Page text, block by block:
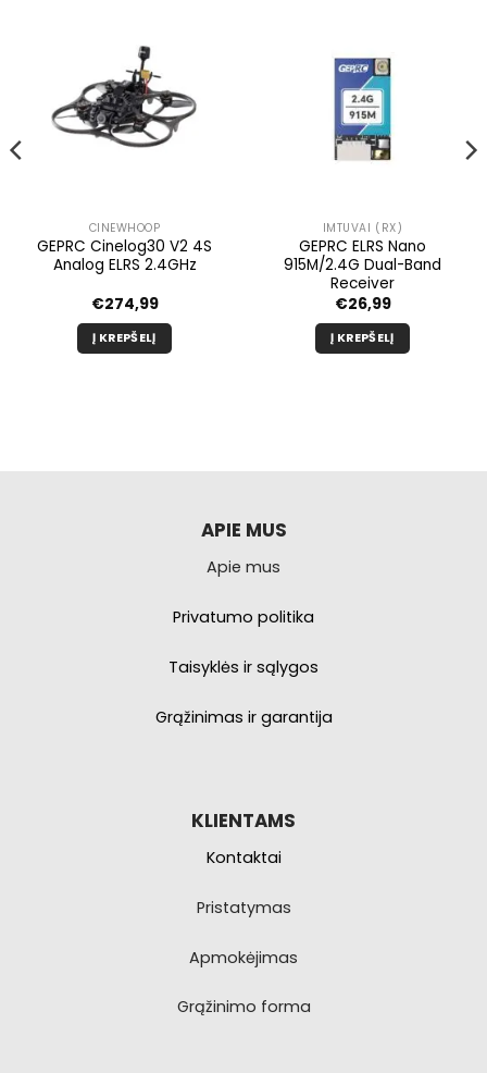
CINEWHOOP
GEPRC Cinelog30 V2 4S
Analog ELRS 2.4GHz
€274,99
Į KREPŠELĮ
IMTUVAI (RX)
GEPRC ELRS Nano
915M/2.4G Dual-Band
Receiver
€26,99
Į KREPŠELĮ
APIE MUS
Apie mus
Privatumo politika
Taisyklės ir sąlygos
Grąžinimas ir garantija
KLIENTAMS
Kontaktai
Pristatymas
Apmokėjimas
Grąžinimo forma